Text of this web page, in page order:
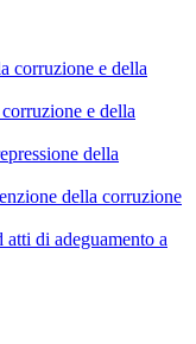
corruzione e della
e della
della
della corruzione
di adeguamento a